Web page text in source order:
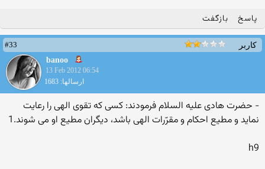
پاسخ بازگفت
کاربر
#33
banoo
13 Feb 2012 06:54
ارسالها: 1683
- حضرت هادی علیه السلام فرمودند: کسى که تقوى الهى را رعایت
نماید و مطیع احکام و مقرّرات الهى باشد، دیگران مطیع او مى شوند.1
h9